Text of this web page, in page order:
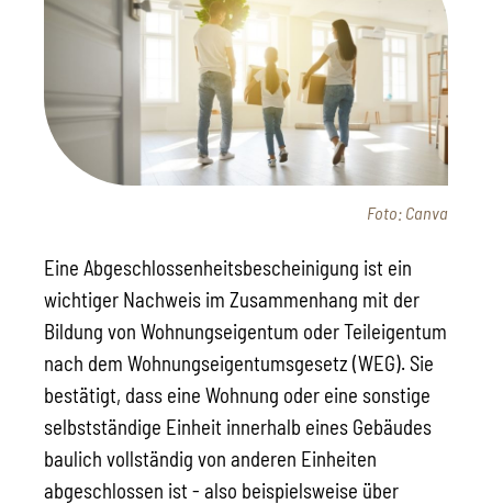
Foto: Canva
Eine Abgeschlossenheitsbescheinigung ist ein
wichtiger Nachweis im Zusammenhang mit der
Bildung von Wohnungseigentum oder Teileigentum
nach dem Wohnungseigentumsgesetz (WEG). Sie
bestätigt, dass eine Wohnung oder eine sonstige
selbstständige Einheit innerhalb eines Gebäudes
baulich vollständig von anderen Einheiten
abgeschlossen ist - also beispielsweise über